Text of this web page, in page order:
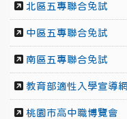
北區五專聯合免試
中區五專聯合免試
南區五專聯合免試
教育部適性入學宣導網
桃園市高中職博覽會